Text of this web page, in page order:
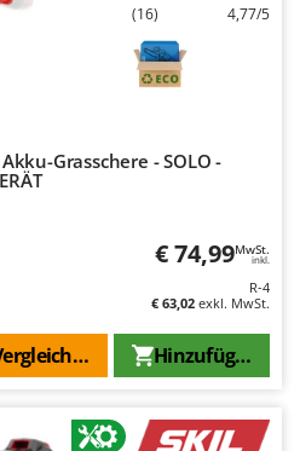
(16) 4,77/5
Grasschere - SOLO -
€ 74,99MwSt.
inkl.
R-4
€ 63,02 exkl. MwSt.
Hinzufügen
Sie